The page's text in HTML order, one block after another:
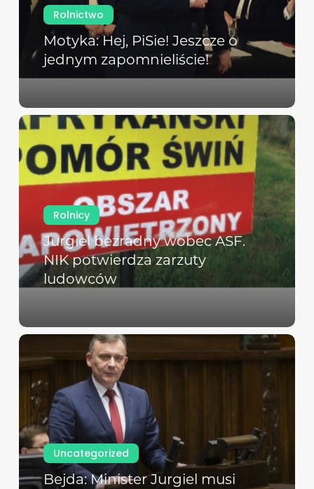
Rolnictwo
Motyka: Hej, PiSie! Jeszcze o
jednym zapomnieliście!
Rolnicy
Jurgiel bezradny wobec ASF.
NIK potwierdza zarzuty
ludowców
Uncategorized
Bejda: Minister Jurgiel musi